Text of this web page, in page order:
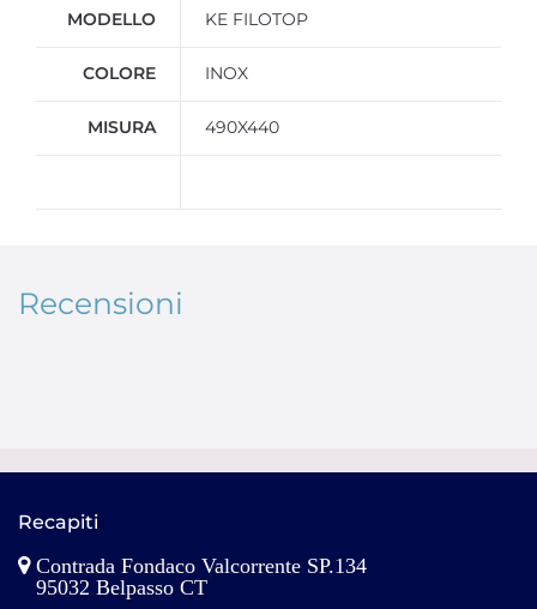
MODELLO KE FILOTOP
COLORE INOX
MISURA 490X440
Recensioni
Recapiti
Contrada Fondaco Valcorrente SP.134
95032 Belpasso CT